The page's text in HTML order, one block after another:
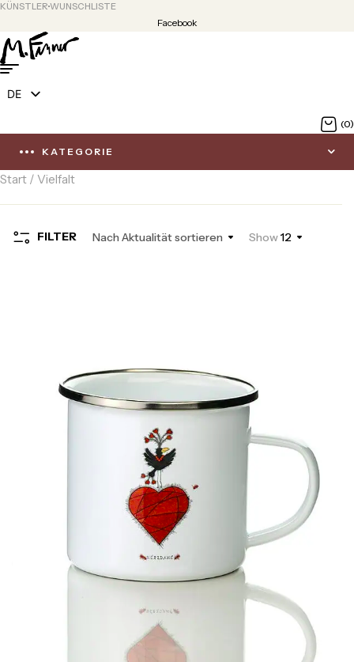
KÜNSTLER WUNSCHLISTE
Facebook
DE
(0)
KATEGORIE
Start / Vielfalt
FILTER Nach Aktualität sortieren Show12